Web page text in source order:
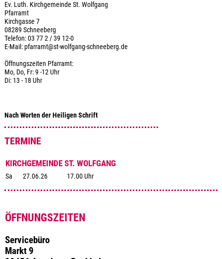
Ev. Luth. Kirchgemeinde St. Wolfgang
Pfarramt
Kirchgasse 7
08289 Schneeberg
Telefon: 03 77 2 / 39 12-0
E-Mail: pfarramt@st-wolfgang-schneeberg.de
Öffnungszeiten Pfarramt:
Mo, Do, Fr: 9 -12 Uhr
Di: 13 - 18 Uhr
Nach Worten der Heiligen Schrift
TERMINE
KIRCHGEMEINDE ST. WOLFGANG
Sa 27.06.26 17.00 Uhr
ÖFFNUNGSZEITEN
Servicebüro
Markt 9